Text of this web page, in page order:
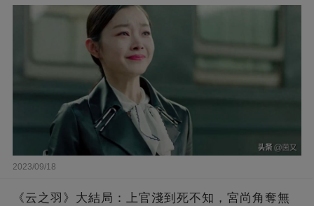
2023/09/18
《云之羽》大結局：上官淺到死不知，宮尚角奪無